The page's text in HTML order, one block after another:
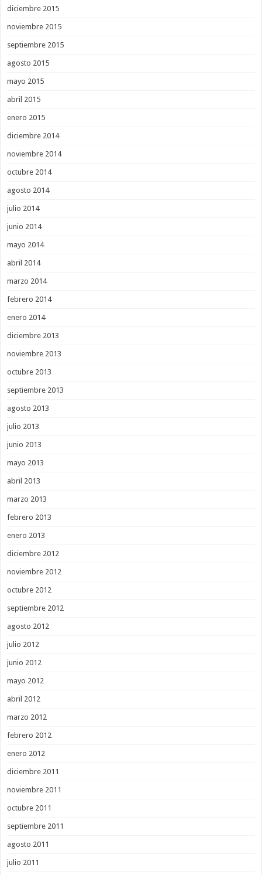
diciembre 2015
noviembre 2015
septiembre 2015
agosto 2015
mayo 2015
abril 2015
enero 2015
diciembre 2014
noviembre 2014
octubre 2014
agosto 2014
julio 2014
junio 2014
mayo 2014
abril 2014
marzo 2014
febrero 2014
enero 2014
diciembre 2013
noviembre 2013
octubre 2013
septiembre 2013
agosto 2013
julio 2013
junio 2013
mayo 2013
abril 2013
marzo 2013
febrero 2013
enero 2013
diciembre 2012
noviembre 2012
octubre 2012
septiembre 2012
agosto 2012
julio 2012
junio 2012
mayo 2012
abril 2012
marzo 2012
febrero 2012
enero 2012
diciembre 2011
noviembre 2011
octubre 2011
septiembre 2011
agosto 2011
julio 2011